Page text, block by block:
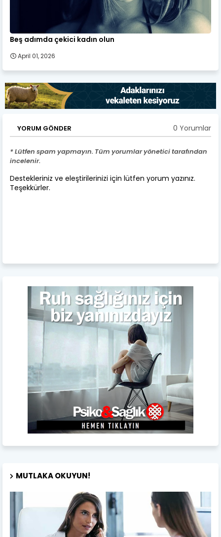
Beş adımda çekici kadın olun
April 01, 2026
YORUM GÖNDER 0 Yorumlar
* Lütfen spam yapmayın. Tüm yorumlar yönetici tarafından
incelenir.
Destekleriniz ve eleştirilerinizi için lütfen yorum yazınız.
Teşekkürler.
MUTLAKA OKUYUN!